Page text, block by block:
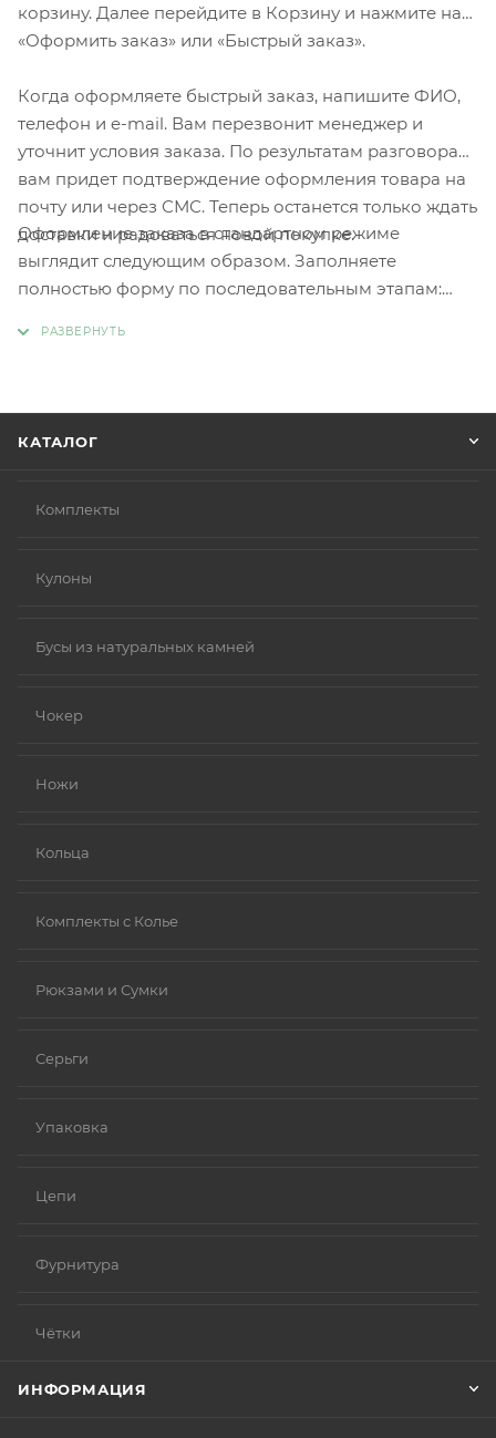
корзину. Далее перейдите в Корзину и нажмите на
«Оформить заказ» или «Быстрый заказ».
Когда оформляете быстрый заказ, напишите ФИО,
телефон и e-mail. Вам перезвонит менеджер и
уточнит условия заказа. По результатам разговора
вам придет подтверждение оформления товара на
почту или через СМС. Теперь останется только ждать
доставки и радоваться новой покупке.
Оформление заказа в стандартном режиме
выглядит следующим образом. Заполняете
полностью форму по последовательным этапам:
КАТАЛОГ
Комплекты
Кулоны
Бусы из натуральных камней
Чокер
Ножи
Кольца
Комплекты с Колье
Рюкзами и Сумки
Серьги
Упаковка
Цепи
Фурнитура
Чётки
ИНФОРМАЦИЯ